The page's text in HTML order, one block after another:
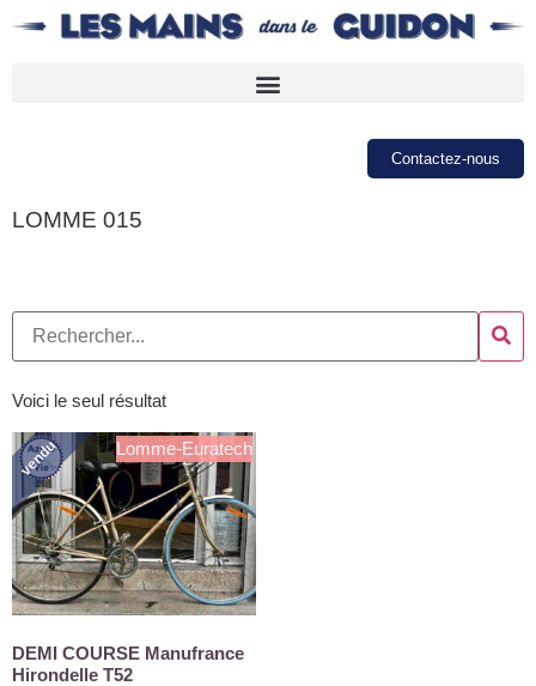
Contactez-nous
LOMME 015
Voici le seul résultat
Lomme-Euratech
vendu
DEMI COURSE Manufrance
Hirondelle T52